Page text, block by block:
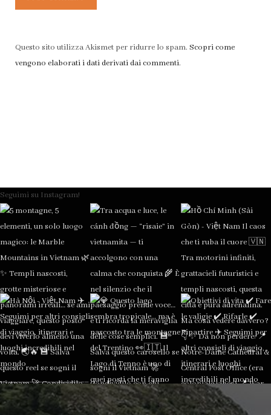
Questo sito utilizza Akismet per ridurre lo spam. Scopri come
vengono elaborati i dati derivati dai commenti.
Seguimi su Instagram!